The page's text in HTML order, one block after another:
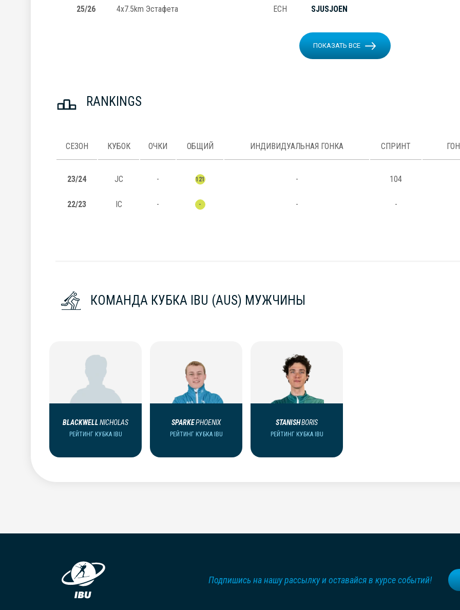
25/26 4x7.5km Эстафета ECH SJUSJOEN
ПОКАЗАТЬ ВСЕ
RANKINGS
СЕЗОН КУБОК ОЧКИ ОБЩИЙ ИНДИВИДУАЛЬНАЯ ГОНКА СПРИНТ
23/24 JC - 121 - 104
22/23 IC - - - -
КОМАНДА КУБКА IBU (AUS) МУЖЧИНЫ
BLACKWELLNICHOLAS
РЕЙТИНГ КУБКА IBU
SPARKEPHOENIX
РЕЙТИНГ КУБКА IBU
STANISHBORIS
РЕЙТИНГ КУБКА IBU
Подпишись на нашу рассылку и оставайся в курсе событий!